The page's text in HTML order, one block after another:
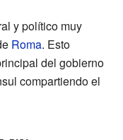
y político muy
Roma. Esto
del gobierno
compartiendo el